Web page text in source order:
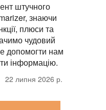
штучного
знаючи
плюси та
чудовий
допомогти нам
інформацію.
22 липня 2026 р.